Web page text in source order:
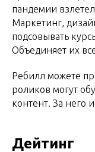
пандемии
Маркетинг,
подсовывать
Объединяет их
Ребилл можете
роликов могут
контент. За него
Дейтинг